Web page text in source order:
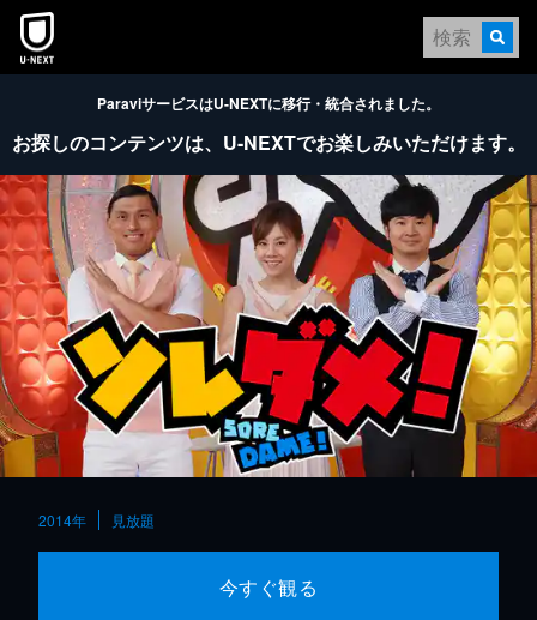
本文へスキップ
ParaviサービスはU-NEXTに移行・統合されました。
お探しのコンテンツは、 U-NEXTでお楽しみいただけます。
2014年 見放題
今すぐ観る